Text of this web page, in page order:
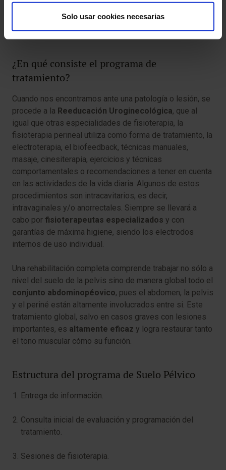
Solo usar cookies necesarias
Problemas Urológicos.
Dolor pélvico crónico.
¿En qué consiste el programa de
tratamiento?
Cuando nos encontramos ante una patología o lesión, se
procede a la Reeducación Uroginecológica, que al
igual que otras especialidades de fisioterapia, la
fisioterapia perineal utiliza como forma de tratamiento, la
electroterapia, el biofeedback, técnicas manuales,
masaje, cinesiterapia, ejercicios y técnicas
comportamentales o recomendaciones a tener en cuenta
en las actividades de la vida diaria. Algunos de estos
procedimientos son intracavitarios, es decir,
intravaginales y/o anorrectales. Siempre se llevará a
cabo por fisioterapeutas especializados y con
garantías de máxima higiene, siendo los electrodos
internos de uso individual.
Una rehabilitación completa comprende trabajar no sólo a
nivel del suelo de la pelvis sino de manera global todo el
conjunto abdominopéovico, pues el abdomen, la pelvis
y el periné están altamente involucrados entre si. Este
tratamiento global, salvo en casos graves con lesiones
importantes, es altamente eficaz y logra restaurar tanto
el tono muscular cómo su función.
Estructura del programa de Suelo Pélvico
Entrega de información.
Consulta inicial de evaluación y programación del
tratamiento.
Sesiones de fisioterapia.